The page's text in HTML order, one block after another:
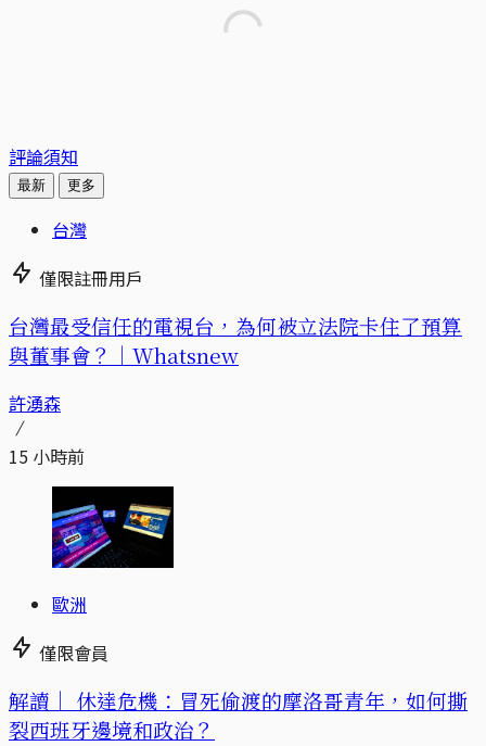
評論須知
最新 更多
台灣
僅限註冊用戶
台灣最受信任的電視台，為何被立法院卡住了預算
與董事會？｜Whatsnew
許湧森
15 小時前
歐洲
僅限會員
解讀｜ 休達危機：冒死偷渡的摩洛哥青年，如何撕
裂西班牙邊境和政治？